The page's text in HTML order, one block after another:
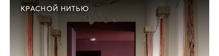
КРАСНОЙ НИТЬЮ